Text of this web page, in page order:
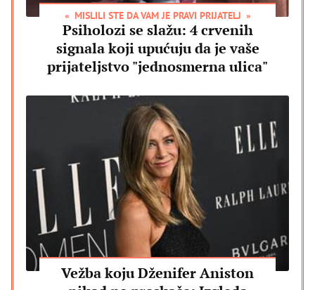
MISLILI STE DA VAM JE PRAVI PRIJATELJ
Psiholozi se slažu: 4 crvenih
signala koji upućuju da je vaše
prijateljstvo "jednosmerna ulica"
Vežba koju Dženifer Aniston